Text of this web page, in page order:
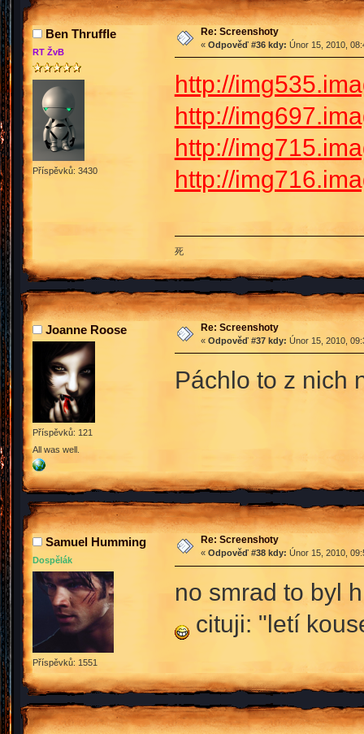
Ben Thruffle
RT ŽvB
Příspěvků: 3430
Re: Screenshoty
« Odpověď #36 kdy: Únor 15, 2010,
http://
http://
http://
http://
死
Joanne Roose
Příspěvků: 121
All was well.
Re: Screenshoty
« Odpověď #37 kdy: Únor 15, 2010,
Páchlo to z
Samuel Humming
Dospělák
Příspěvků: 1551
Re: Screenshoty
« Odpověď #38 kdy: Únor 15, 2010,
no smrad to byl
cituji: "letí